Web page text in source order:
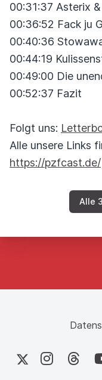
00:31:37 Asterix
00:36:52 Fack ju
00:40:36
00:44:19
00:49:00 Die
00:52:37 Fazit
Folgt uns:
Alle unsere Links
https://pzfcast.de/
Alle
X Instagram